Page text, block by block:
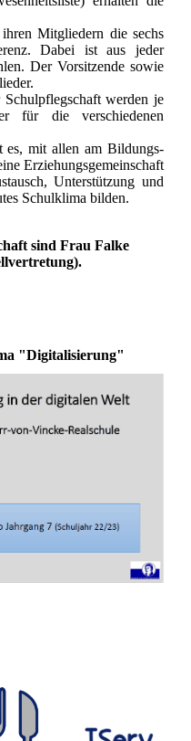
Mitgliedern die sechs
Dabei ist aus jeder
Der Vorsitzende sowie
werden je
für die verschiedenen
es, mit allen am Bildungs-
Erziehungsgemeinschaft
Unterstützung und
Schulklima bilden.
sind Frau Falke
"Digitalisierung"